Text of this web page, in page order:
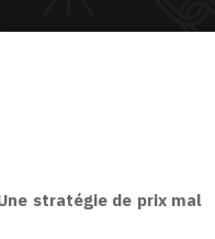
stratégie de prix mal